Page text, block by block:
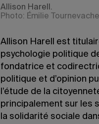
Allison Harell.
Photo: Émilie Tournevache
Allison Harell est
psychologie politique
fondatrice et
politique et d’opinion
l’étude de la
principalement sur les
la solidarité sociale